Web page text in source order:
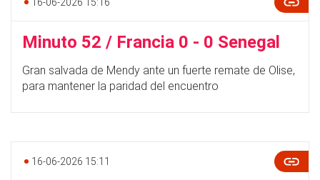
Minuto 52 / Francia 0 - 0 Senegal
Gran salvada de Mendy ante un fuerte remate de Olise,
para mantener la paridad del encuentro
16-06-2026 15:11